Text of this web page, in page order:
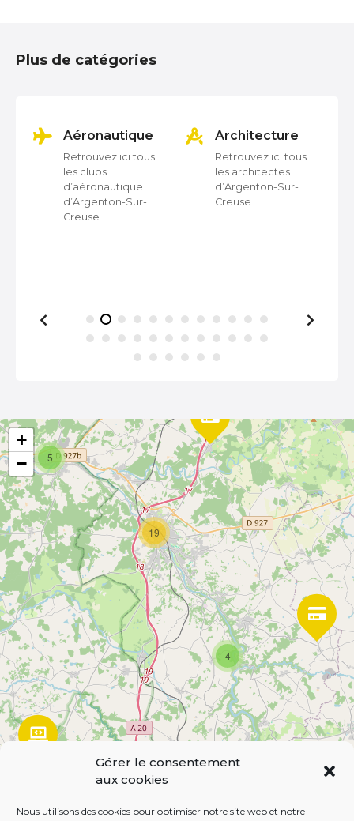
Gérer le consentement
aux cookies
Nous utilisons des cookies pour optimiser notre site web et notre
i
s
s
a
g
e
s
Plus de catégories
Aéronautique
Retrouvez ici tous
les clubs
d’aéronautique
d’Argenton-Sur-
Creuse
Architecture
Retrouvez ici tous
les architectes
d’Argenton-Sur-
Creuse
4
5
19
+
−
Leaflet| Map data ©OpenStreetMapcontributors,